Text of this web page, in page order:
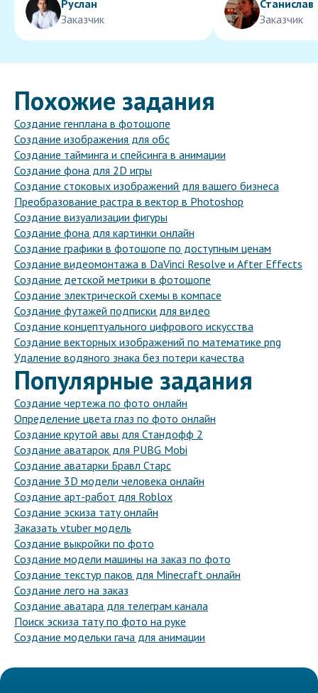
Руслан
Заказчик
Станислав
Заказчик
Похожие задания
Создание генплана в фотошопе
Создание изображения для обс
Создание тайминга и спейсинга в анимации
Создание фона для 2D игры
Создание стоковых изображений для вашего бизнеса
Преобразование растра в вектор в Photoshop
Создание визуализации фигуры
Создание фона для картинки онлайн
Создание графики в фотошопе по доступным ценам
Создание видеомонтажа в DaVinci Resolve и After Effects
Создание детской метрики в фотошопе
Создание электрической схемы в компасе
Создание футажей подписки для видео
Создание концептуального цифрового искусства
Создание векторных изображений по математике png
Удаление водяного знака без потери качества
Популярные задания
Создание чертежа по фото онлайн
Определение цвета глаз по фото онлайн
Создание крутой авы для Стандофф 2
Создание аватарок для PUBG Mobi
Создание аватарки Бравл Старс
Создание 3D модели человека онлайн
Создание арт-работ для Roblox
Создание эскиза тату онлайн
Заказать vtuber модель
Создание выкройки по фото
Создание модели машины на заказ по фото
Создание текстур паков для Minecraft онлайн
Создание лего на заказ
Создание аватара для телеграм канала
Поиск эскиза тату по фото на руке
Создание модельки гача для анимации